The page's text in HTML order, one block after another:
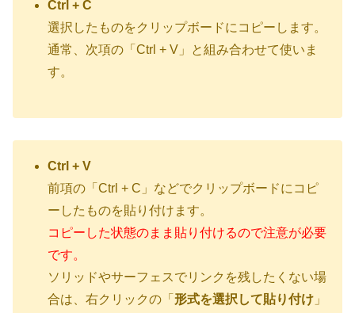
Ctrl + C
選択したものをクリップボードにコピーします。
通常、次項の「Ctrl + V」と組み合わせて使いま
す。
Ctrl + V
前項の「Ctrl + C」などでクリップボードにコピ
ーしたものを貼り付けます。
コピーした状態のまま貼り付けるので注意が必要
です。
ソリッドやサーフェスでリンクを残したくない場
合は、右クリックの「形式を選択して貼り付け 」